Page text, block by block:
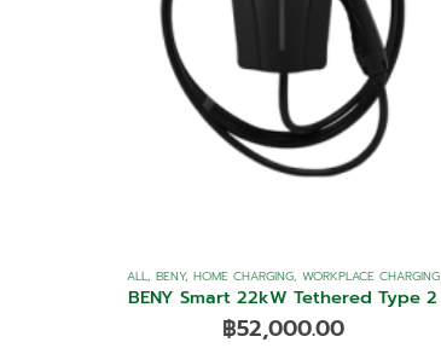
ALL, BENY, HOME CHARGING, WORKPLACE CHARGING
BENY Smart 22kW Tethered Type 2
฿52,000.00